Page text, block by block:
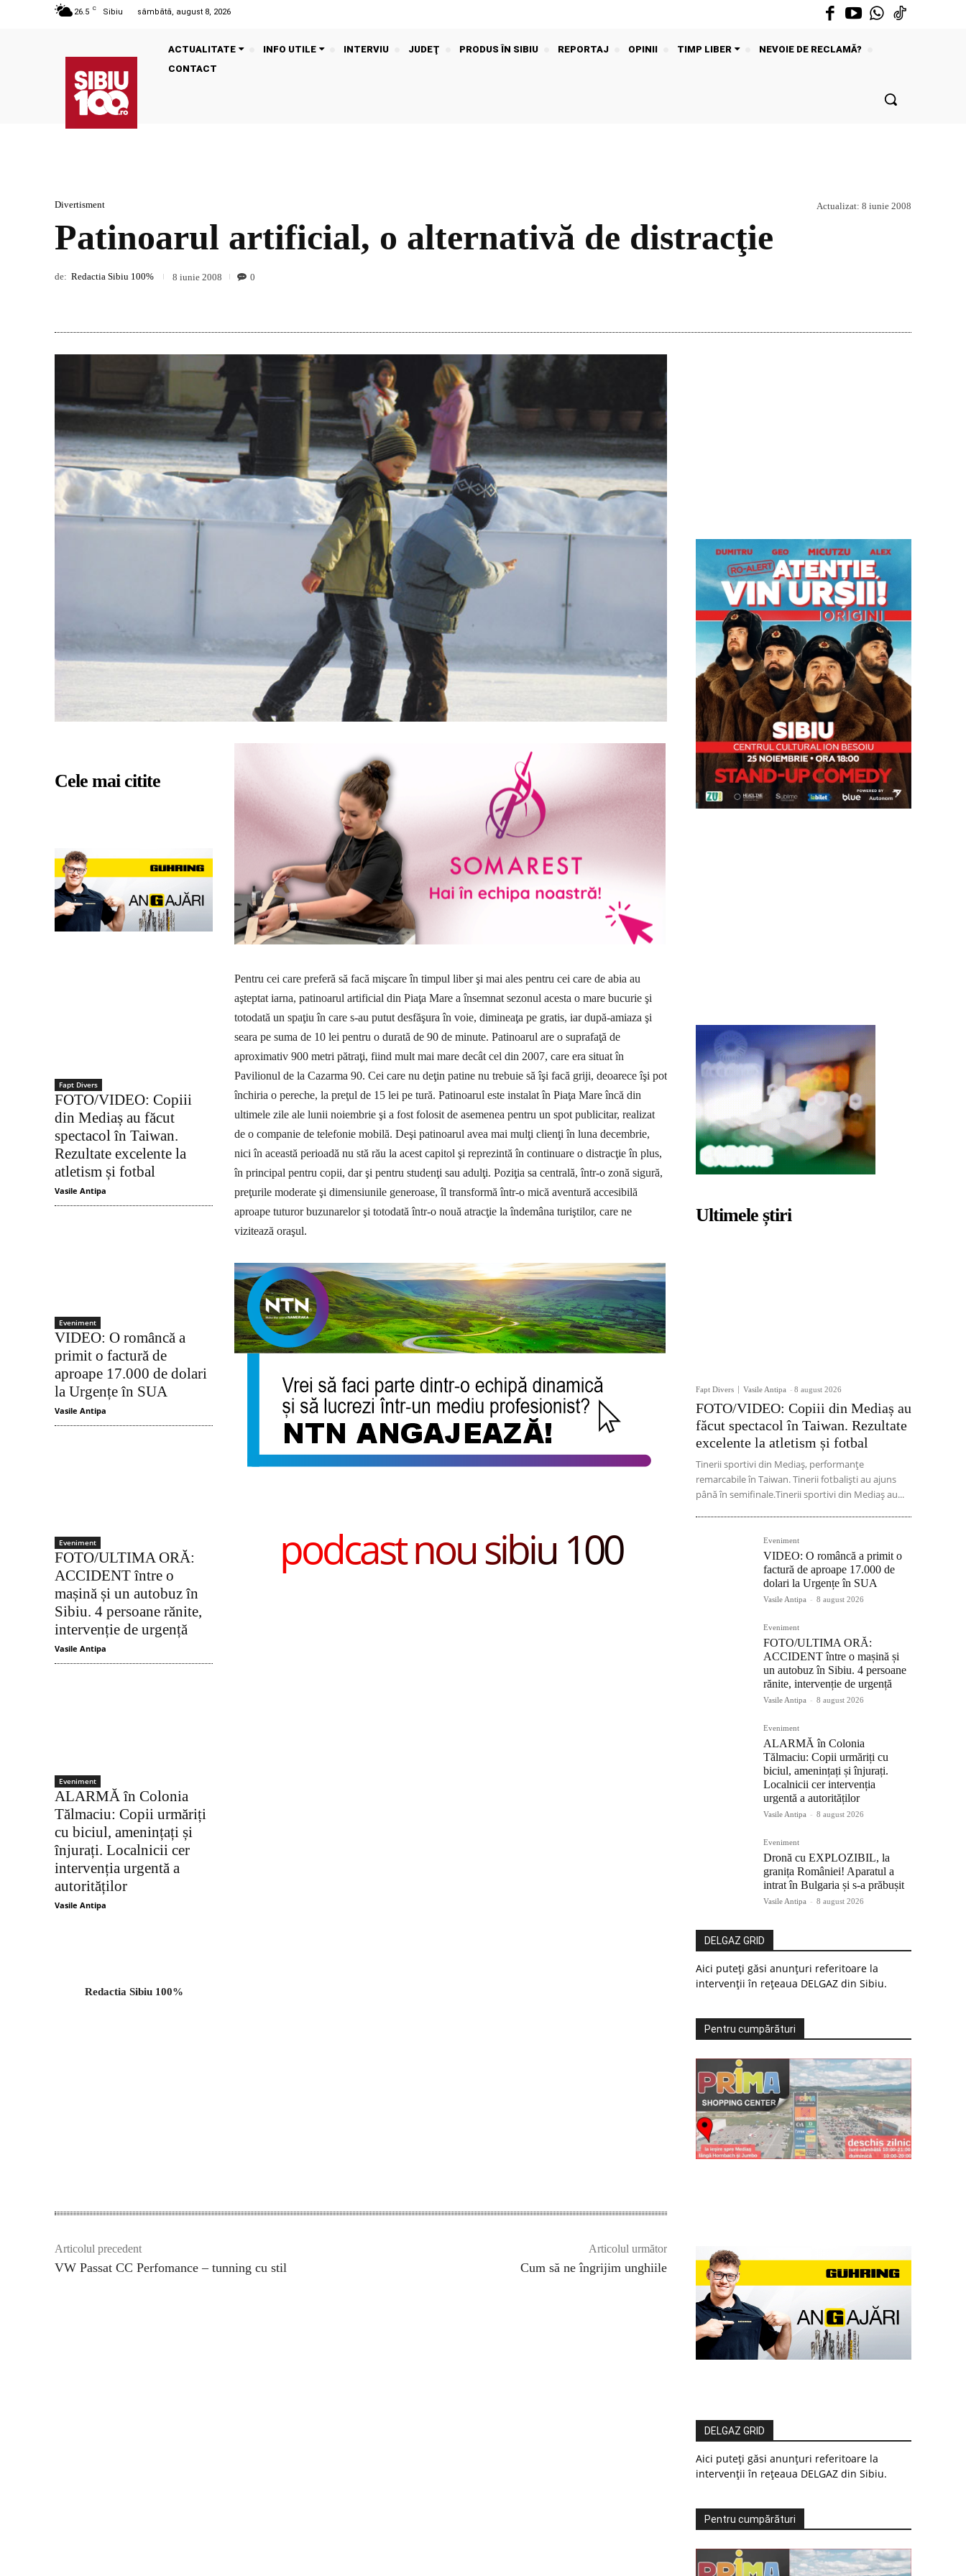
26.5 C Sibiu sâmbătă, august 8, 2026
ACTUALITATE INFO UTILE INTERVIU JUDEŢ PRODUS ÎN SIBIU REPORTAJ OPINII TIMP LIBER
NEVOIE DE RECLAMĂ?
CONTACT
Divertisment Actualizat: 8 iunie 2008
Patinoarul artificial, o alternativă de distracţie
de: Redactia Sibiu 100% 8 iunie 2008 0
Cele mai citite
Fapt Divers
FOTO/VIDEO: Copiii
din Mediaș au făcut
spectacol în Taiwan.
Rezultate excelente la
atletism și fotbal
Vasile Antipa
Eveniment
VIDEO: O româncă a
primit o factură de
aproape 17.000 de dolari
la Urgențe în SUA
Vasile Antipa
Eveniment
FOTO/ULTIMA ORĂ:
ACCIDENT între o
mașină și un autobuz în
Sibiu. 4 persoane rănite,
intervenție de urgență
Vasile Antipa
Eveniment
ALARMĂ în Colonia
Tălmaciu: Copii urmăriți
cu biciul, amenințați și
înjurați. Localnicii cer
intervenția urgentă a
autorităților
Vasile Antipa
Redactia Sibiu 100%
Pentru cei care preferă să facă mişcare în timpul liber şi mai ales pentru cei care de abia au
aşteptat iarna, patinoarul artificial din Piaţa Mare a însemnat sezonul acesta o mare bucurie şi
totodată un spaţiu în care s-au putut desfăşura în voie, dimineaţa pe gratis, iar după-amiaza şi
seara pe suma de 10 lei pentru o durată de 90 de minute. Patinoarul are o suprafaţă de
aproximativ 900 metri pătraţi, fiind mult mai mare decât cel din 2007, care era situat în
Pavilionul de la Cazarma 90. Cei care nu deţin patine nu trebuie să îşi facă griji, deoarece îşi pot
închiria o pereche, la preţul de 15 lei pe tură. Patinoarul este instalat în Piaţa Mare încă din
ultimele zile ale lunii noiembrie şi a fost folosit de asemenea pentru un spot publicitar, realizat
de o companie de telefonie mobilă. Deşi patinoarul avea mai mulţi clienţi în luna decembrie,
nici în această perioadă nu stă rău la acest capitol şi reprezintă în continuare o distracţie în plus,
în principal pentru copii, dar şi pentru studenţi sau adulţi. Poziţia sa centrală, într-o zonă sigură,
preţurile moderate şi dimensiunile generoase, îl transformă într-o mică aventură accesibilă
aproape tuturor buzunarelor şi totodată într-o nouă atracţie la îndemâna turiştilor, care ne
vizitează oraşul.
podcast nou sibiu 100
Ultimele știri
Fapt Divers Vasile Antipa - 8 august 2026
FOTO/VIDEO: Copiii din Mediaș au
făcut spectacol în Taiwan. Rezultate
excelente la atletism și fotbal
Tinerii sportivi din Mediaș, performanțe
remarcabile în Taiwan. Tinerii fotbaliști au ajuns
până în semifinale.Tinerii sportivi din Mediaș au...
Eveniment
VIDEO: O româncă a primit o
factură de aproape 17.000 de
dolari la Urgențe în SUA
Vasile Antipa - 8 august 2026
Eveniment
FOTO/ULTIMA ORĂ:
ACCIDENT între o mașină și
un autobuz în Sibiu. 4 persoane
rănite, intervenție de urgență
Vasile Antipa - 8 august 2026
Eveniment
ALARMĂ în Colonia
Tălmaciu: Copii urmăriți cu
biciul, amenințați și înjurați.
Localnicii cer intervenția
urgentă a autorităților
Vasile Antipa - 8 august 2026
Eveniment
Dronă cu EXPLOZIBIL, la
granița României! Aparatul a
intrat în Bulgaria și s-a prăbușit
Vasile Antipa - 8 august 2026
DELGAZ GRID
Aici puteți găsi anunțuri referitoare la
intervenții în rețeaua DELGAZ din Sibiu.
Pentru cumpărături
Articolul precedent
VW Passat CC Perfomance – tunning cu stil
Articolul următor
Cum să ne îngrijim unghiile
DELGAZ GRID
Aici puteți găsi anunțuri referitoare la
intervenții în rețeaua DELGAZ din Sibiu.
Pentru cumpărături